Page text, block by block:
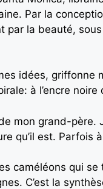
Par la
par la beauté,
idées, griffonne
à l’encre noire
mon grand-père.
qu’il est. Parfois
caméléons qui
C’est la